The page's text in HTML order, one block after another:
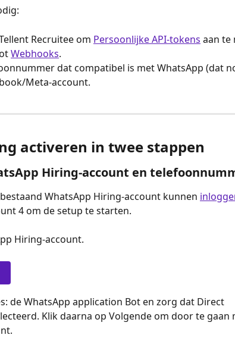
Recruitee om Persoonlijke API-tokens aan te
Webhooks.
dat compatibel is met WhatsApp (dat
Meta-account.
activeren in twee stappen
Hiring-account en
WhatsApp Hiring-account kunnen
4 om de setup te starten.
Hiring-account.
de WhatsApp application Bot en zorg dat Direct
Klik daarna op Volgende om door te gaan